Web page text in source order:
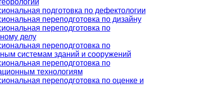
подготовка по дефектологии
переподготовка по дизайну
переподготовка по
делу
переподготовка по
системам зданий и сооружений
переподготовка по
технологиям
переподготовка по оценке и